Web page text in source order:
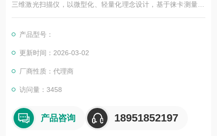
三维激光扫描仪，以微型化、轻量化理念设计，基于徕卡测量20
0年的制作工艺技术，集激光扫描技术、图像获取技术于一身，采
方便，无需整平，无需标靶，一键操作，三分钟即可完成全景影
像的获取和三维激光点云的扫描。
产品型号：
更新时间：2026-03-02
厂商性质：代理商
访问量：3458
产品咨询 18951852197